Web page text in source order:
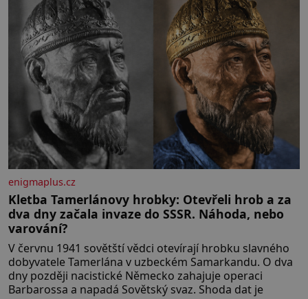
enigmaplus.cz
Kletba Tamerlánovy hrobky: Otevřeli hrob a za
dva dny začala invaze do SSSR. Náhoda, nebo
varování?
V červnu 1941 sovětští vědci otevírají hrobku slavného
dobyvatele Tamerlána v uzbeckém Samarkandu. O dva
dny později nacistické Německo zahajuje operaci
Barbarossa a napadá Sovětský svaz. Shoda dat je